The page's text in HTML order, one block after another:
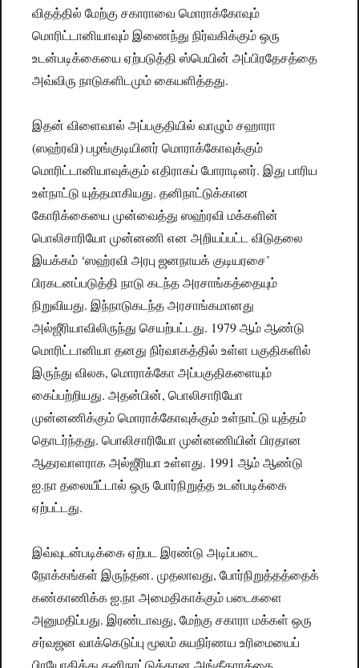
விதத்தில் மேற்கு சகாராவை மொராக்கோவும்
மொரிட்டானியாவும் இணைந்து நிர்வகிக்கும் ஒரு
உடன்படிக்கையை ஏற்படுத்தி ஸ்பெயின் அப்பிரதேசத்தை
அவ்விரு நாடுகளிடமும் கையளித்தது.
இதன் விளைவால் அப்பகுதியில் வாழும் சஹாரா
(ஸஹ்ரவி) பழங்குடியினர் மொராக்கோவுக்கும்
மொரிட்டானியாவுக்கும் எதிராகப் போராடினர். இது பாரிய
உள்நாட்டு யுத்தமாகியது. தனிநாட்டுக்கான
கோரிக்கையை முன்வைத்து ஸஹ்ரவி மக்களின்
பொலிசாரியோ முன்னணி என அறியப்பட்ட விடுதலை
இயக்கம் ‘ஸஹ்ரவி அரபு ஜனநாயக் குடியரசை’
பிரகடனப்படுத்தி நாடு கடந்த அரசாங்கத்தையும்
நிறுவியது. இந்நாடுகடந்த அரசாங்கமானது
அல்ஜீரியாவிலிருந்து செயற்பட்டது. 1979 ஆம் ஆண்டு
மொரிட்டானியா தனது நிர்வாகத்தில் உள்ள பகுதிகளில்
இருந்து விலக, மொராக்கோ அப்பகுதிகளையும்
கைப்பற்றியது. அதன்பின், பொலிசாரியோ
முன்னணிக்கும் மொராக்கோவுக்கும் உள்நாட்டு யுத்தம்
தொடர்ந்தது. பொலிசாரியோ முன்னணியின் பிரதான
ஆதரவாளராக அல்ஜீரியா உள்ளது. 1991 ஆம் ஆண்டு
ஐ.நா தலையீட்டால் ஒரு போர்நிறுத்த உடன்படிக்கை
ஏற்பட்டது.
இவ்வுடன்படிக்கை ஏற்பட இரண்டு அடிப்படை
நோக்கங்கள் இருந்தன. முதலாவது, போர்நிறுத்தத்தைக்
கண்காணிக்க ஐ.நா அமைதிகாக்கும் படைகளை
அனுமதிப்பது. இரண்டாவது, மேற்கு சகாரா மக்கள் ஒரு
சர்வஜன வாக்கெடுப்பு மூலம் சுயநிர்ணய உரிமையைப்